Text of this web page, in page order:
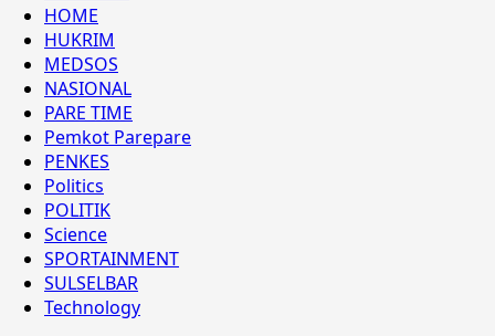
HOME
HUKRIM
MEDSOS
NASIONAL
PARE TIME
Pemkot Parepare
PENKES
Politics
POLITIK
Science
SPORTAINMENT
SULSELBAR
Technology